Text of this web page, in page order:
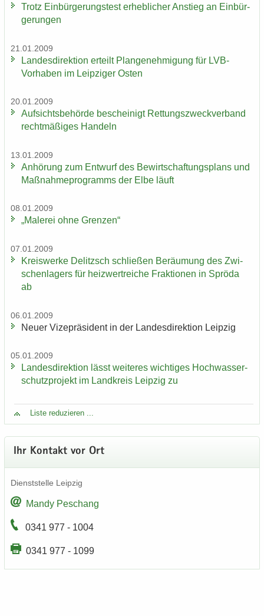
Trotz Ein­bür­ge­rungs­test er­heb­li­cher An­stieg an Ein­bür­
ge­run­gen
21.01.2009
Lan­des­di­rek­ti­on er­teilt Plan­ge­neh­mi­gung für LVB-​
Vorhaben im Leip­zi­ger Osten
20.01.2009
Auf­sichts­be­hör­de be­schei­nigt Ret­tungs­zweck­ver­band
recht­mä­ßi­ges Han­deln
13.01.2009
An­hö­rung zum Ent­wurf des Be­wirt­schaf­tungs­plans und
Maß­nah­me­pro­gramms der Elbe läuft
08.01.2009
„Ma­le­rei ohne Gren­zen“
07.01.2009
Kreis­wer­ke De­litzsch schlie­ßen Be­räu­mung des Zwi­
schen­la­gers für heiz­wertrei­che Frak­tio­nen in Sprö­da
ab
06.01.2009
Neuer Vi­ze­prä­si­dent in der Lan­des­di­rek­ti­on Leip­zig
05.01.2009
Lan­des­di­rek­ti­on lässt wei­te­res wich­ti­ges Hoch­was­ser­
schutz­pro­jekt im Land­kreis Leip­zig zu
Liste re­du­zie­ren ...
Ihr Kon­takt vor Ort
Dienst­stel­le Leip­zig
Mandy Peschang
0341 977 - 1004
0341 977 - 1099